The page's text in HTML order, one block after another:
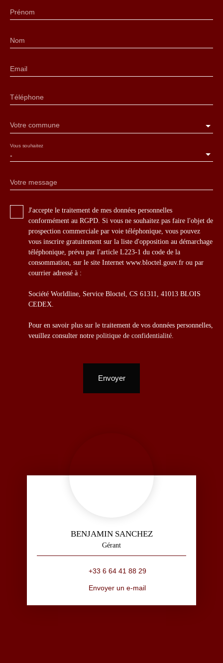
Prénom
Nom
Email
Téléphone
Votre commune
-
Vous souhaitez
Votre message
J'accepte le traitement de mes données personnelles
conformément au RGPD. Si vous ne souhaitez pas faire l'objet de
prospection commerciale par voie téléphonique, vous pouvez
vous inscrire gratuitement sur la liste d'opposition au démarchage
téléphonique, prévu par l'article L223-1 du code de la
consommation, sur le site Internet www.bloctel.gouv.fr ou par
courrier adressé à :
Société Worldline, Service Bloctel, CS 61311, 41013 BLOIS
CEDEX.
Pour en savoir plus sur le traitement de vos données personnelles,
veuillez consulter notre politique de confidentialité
Envoyer
BENJAMIN SANCHEZ
Gérant
+33 6 64 41 88 29
Envoyer un e-mail